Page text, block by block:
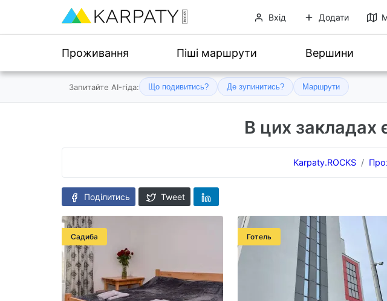
Вхід Додати
Проживання Піші маршрути Вершини
Запитайте AI-гіда: Що подивитись? Де зупинитись? Маршрути
В цих закладах
Karpaty.ROCKS
Поділитись Tweet
Садиба Готель